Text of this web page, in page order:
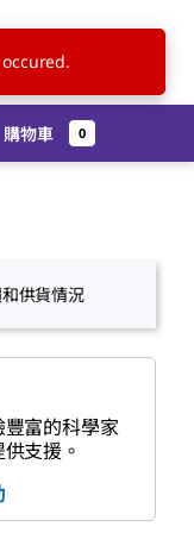
ZH
購物車 0
供貨情況
富的科學家
支援。